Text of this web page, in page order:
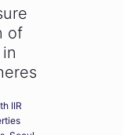
of
IIR